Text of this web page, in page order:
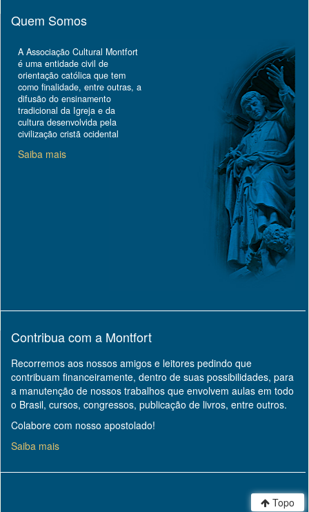
Topo
Quem Somos
A Associação Cultural Montfort
é uma entidade civil de
orientação católica que tem
como finalidade, entre outras, a
difusão do ensinamento
tradicional da Igreja e da
cultura desenvolvida pela
civilização cristã ocidental
Saiba mais
Contribua com a Montfort
Recorremos aos nossos amigos e leitores pedindo que
contribuam financeiramente, dentro de suas possibilidades, para
a manutenção de nossos trabalhos que envolvem aulas em todo
o Brasil, cursos, congressos, publicação de livros, entre outros.
Colabore com nosso apostolado!
Saiba mais